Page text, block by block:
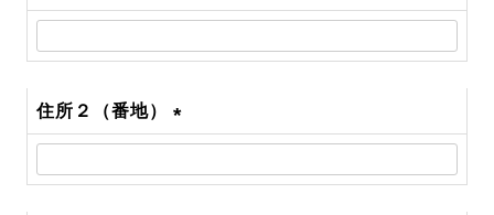
(必
須)
住所２（番地）
(必
須)